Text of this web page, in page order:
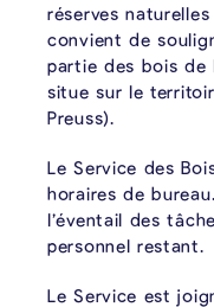
réserves
convient de
partie des bois de
situe sur le
Preuss).
Le Service des
horaires de
l’éventail des
personnel restant.
Le Service est